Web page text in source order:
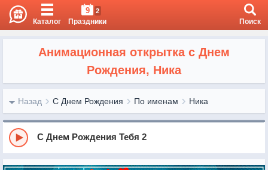
Каталог
9 2
Праздники Поиск
Анимационная открытка с Днем
Рождения, Ника
Назад С Днем Рождения По именам Ника
С Днем Рождения Тебя 2